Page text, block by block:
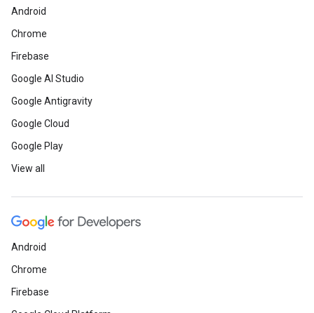
Android
Chrome
Firebase
Google AI Studio
Google Antigravity
Google Cloud
Google Play
View all
Android
Chrome
Firebase